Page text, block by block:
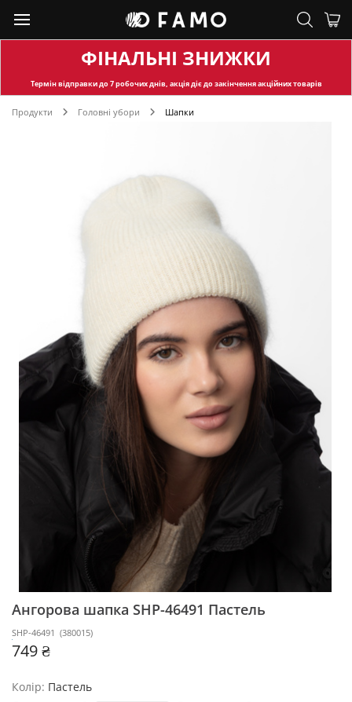
ФІНАЛЬНІ ЗНИЖКИ
Термін відправкидо 7 робочих днів, акція діє до закінчення акційних товарів
Продукти Головні убори Шапки
Ангорова шапка SHP-46491 Пастель
SHP-46491 (380015)
749 ₴
Колір: Пастель